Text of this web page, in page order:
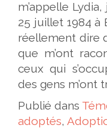
m’appelle
25 juillet 1984 à
réellement dire
que m’ont
ceux qui
des gens m’ont
Publié dans
adoptés,